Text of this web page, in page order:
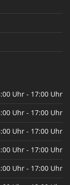
Uhr - 17:00 Uhr
Uhr - 17:00 Uhr
Uhr - 17:00 Uhr
Uhr - 17:00 Uhr
Uhr - 17:00 Uhr